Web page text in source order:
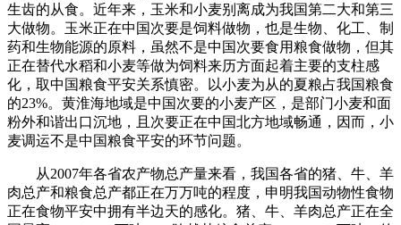
生齿的从食。近年来，玉米和小麦别离成为我国第二大和第三
大做物。玉米正在中国次要是饲料做物，也是生物、化工、制
药和生物能源的原料，虽然不是中国次要食用粮食做物，但其
正在替代水稻和小麦等做为饲料来历方面起着主要的支柱感
化，取中国粮食平安关系慎密。以小麦为从的夏粮占我国粮食
的23%。黄淮海地域是中国次要的小麦产区，是部门小麦和面
粉外和谐出口沉地，且次要正在中国北方地域畅通，因而，小
麦调运不是中国粮食平安的环节问题。
从2007年各省农产物总产量来看，我国各省的猪、牛、羊
肉总产和粮食总产都正在万万吨的程度，申明我国动物性食物
正在食物平安中拥有半边天的感化。猪、牛、羊肉总产正在全